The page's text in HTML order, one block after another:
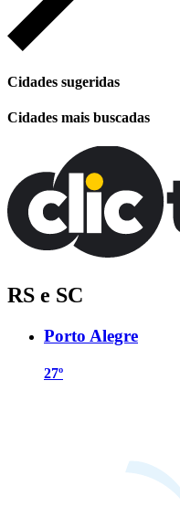
Cidades sugeridas
Cidades mais buscadas
RS e SC
Porto Alegre
27º